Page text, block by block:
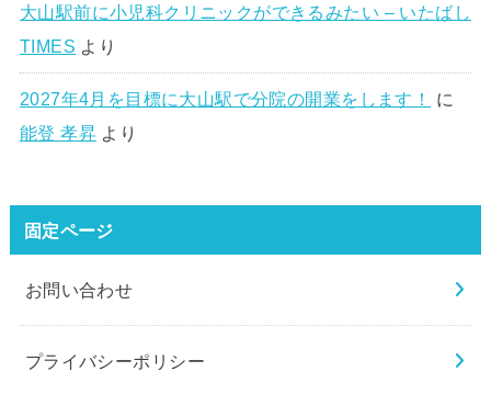
大山駅前に小児科クリニックができるみたい – いたばし
TIMES より
2027年4月を目標に大山駅で分院の開業をします！
に
能登 孝昇より
固定ページ
お問い合わせ
プライバシーポリシー